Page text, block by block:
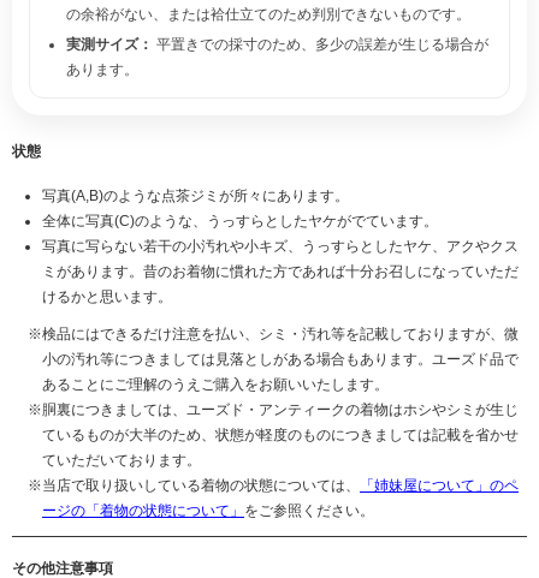
の余裕がない、または袷仕立てのため判別できないものです。
実測サイズ： 平置きでの採寸のため、多少の誤差が生じる場合が
あります。
状態
写真(A,B)のような点茶ジミが所々にあります。
全体に写真(C)のような、うっすらとしたヤケがでています。
写真に写らない若干の小汚れや小キズ、うっすらとしたヤケ、アクやクス
ミがあります。昔のお着物に慣れた方であれば十分お召しになっていただ
けるかと思います。
検品にはできるだけ注意を払い、シミ・汚れ等を記載しておりますが、微
小の汚れ等につきましては見落としがある場合もあります。ユーズド品で
あることにご理解のうえご購入をお願いいたします。
胴裏につきましては、ユーズド・アンティークの着物はホシやシミが生じ
ているものが大半のため、状態が軽度のものにつきましては記載を省かせ
ていただいております。
当店で取り扱いしている着物の状態については、
「姉妹屋について」のペ
ージの「着物の状態について」 をご参照ください。
その他注意事項